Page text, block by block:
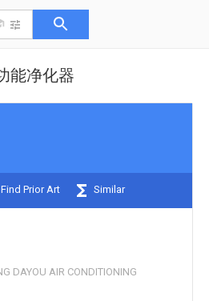
能净化器
Find Prior Art Similar
DAYOU AIR CONDITIONING